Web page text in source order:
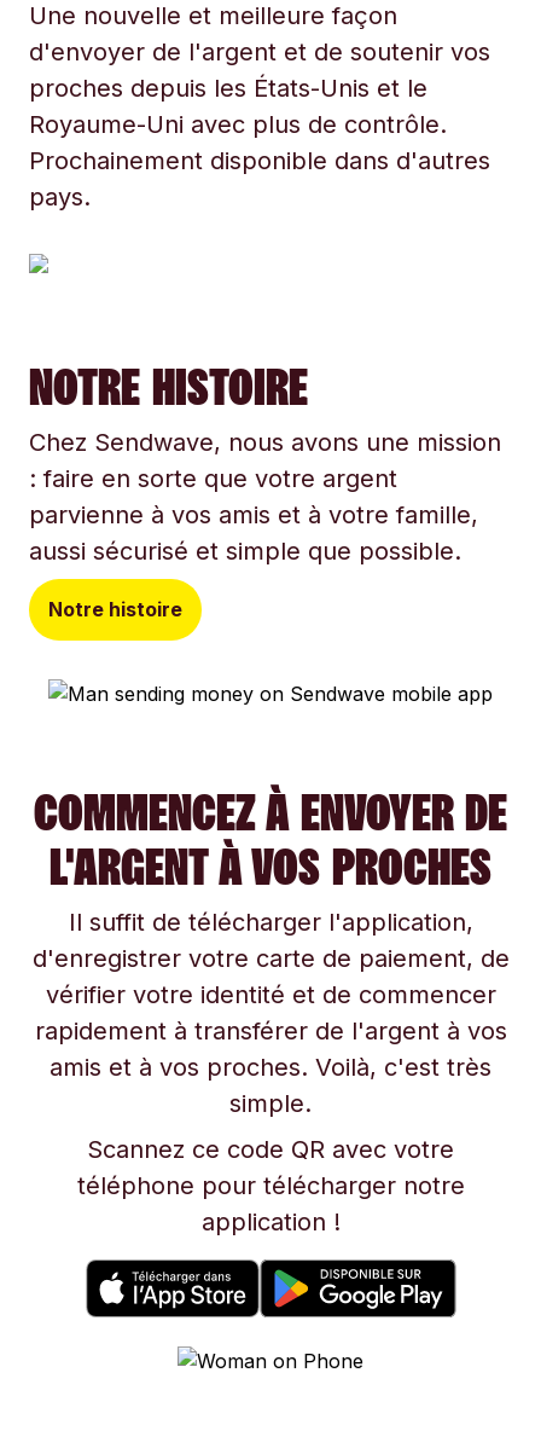
Une nouvelle et meilleure façon
d'envoyer de l'argent et de soutenir vos
proches depuis les États-Unis et le
Royaume-Uni avec plus de contrôle.
Prochainement disponible dans d'autres
pays.
NOTRE HISTOIRE
Chez Sendwave, nous avons une mission
: faire en sorte que votre argent
parvienne à vos amis et à votre famille,
aussi sécurisé et simple que possible.
Notre histoire
COMMENCEZ À ENVOYER DE
L'ARGENT À VOS PROCHES
Il suffit de télécharger l'application,
d'enregistrer votre carte de paiement, de
vérifier votre identité et de commencer
rapidement à transférer de l'argent à vos
amis et à vos proches. Voilà, c'est très
simple.
Scannez ce code QR avec votre
téléphone pour télécharger notre
application !